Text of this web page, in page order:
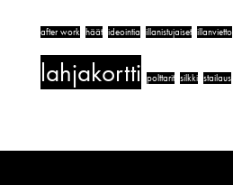
after work häät ideointia illanistujaiset illanvietto
lahjakortti polttarit silkki stailaus